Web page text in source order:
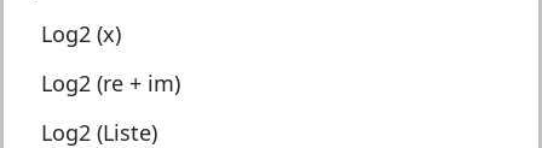
Log2 (x)
Log2 (re + im)
Log2 (Liste)